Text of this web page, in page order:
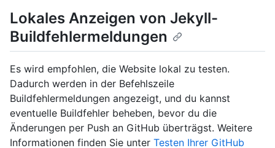
Lokales Anzeigen von Jekyll-
Buildfehlermeldungen
Es wird empfohlen, die Website lokal zu testen.
Dadurch werden in der Befehlszeile
Buildfehlermeldungen angezeigt, und du kannst
eventuelle Buildfehler beheben, bevor du die
Änderungen per Push an GitHub überträgst. Weitere
Informationen finden Sie unter Testen Ihrer GitHub